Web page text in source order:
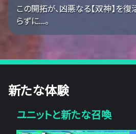
この開拓が、凶悪なる【双神】を
らずに...。
新たな体験
ユニットと新たな召喚